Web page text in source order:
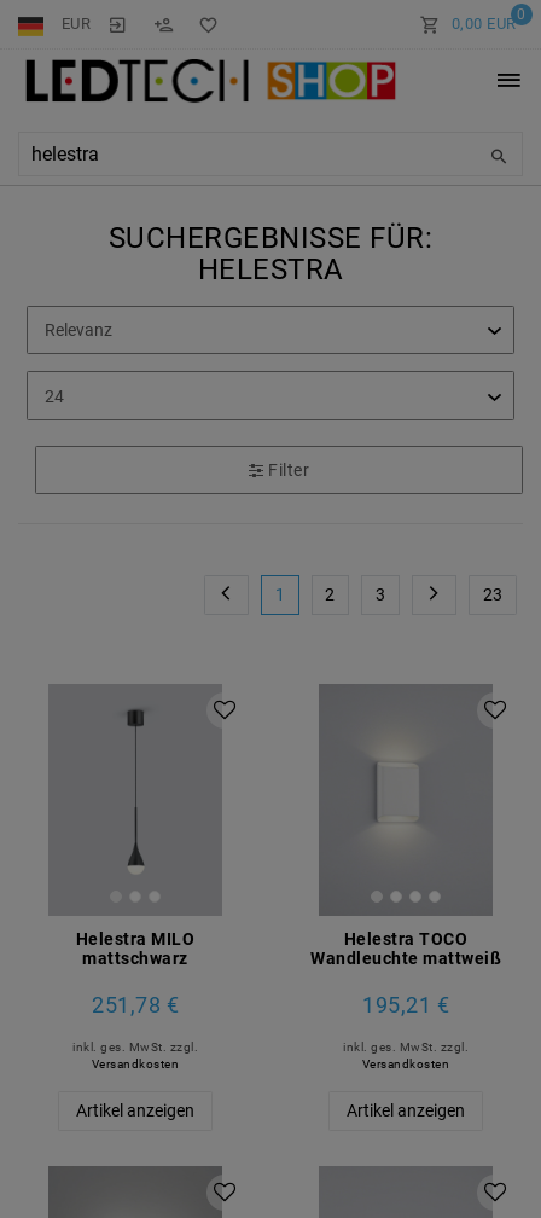
EUR 0
0,00 EUR
SUCHERGEBNISSE FÜR:
HELESTRA
Filter
1 2 3 23
Helestra MILO
mattschwarz
251,78 €
inkl. ges. MwSt. zzgl.
Versandkosten
Artikel anzeigen
Helestra TOCO
Wandleuchte mattweiß
195,21 €
inkl. ges. MwSt. zzgl.
Versandkosten
Artikel anzeigen